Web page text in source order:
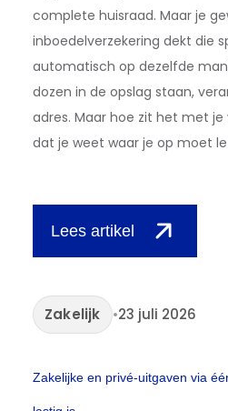
complete huisraad. Maar je
inboedelverzekering dekt die
automatisch op dezelfde
dozen in de opslag staan,
adres. Maar hoe zit het met je
dat je weet waar je op moet
Lees artikel
Zakelijk •23 juli 2026
Zakelijke en privé-uitgaven via